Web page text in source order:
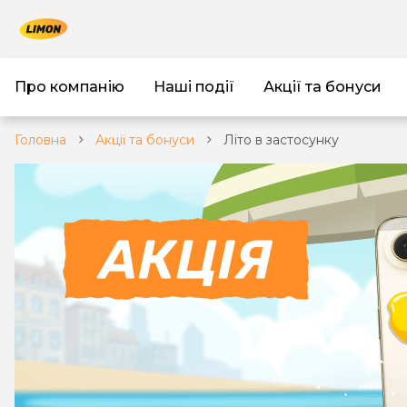
Про компанію Наші події Акції та бонуси
Головна Акції та бонуси Літо в застосунку